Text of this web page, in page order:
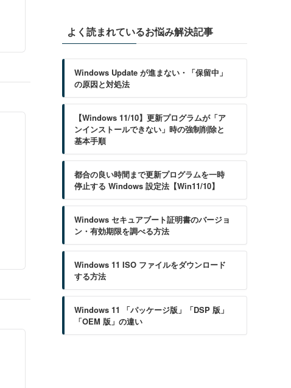
ーよく読まれているお悩み解決記事
Windows Update が進まない・「保留中」
の原因と対処法
【Windows 11/10】更新プログラムが「ア
ンインストールできない」時の強制削除と
基本手順
都合の良い時間まで更新プログラムを一時
停止する Windows 設定法【Win11/10】
Windows セキュアブート証明書のバージョ
ン・有効期限を調べる方法
Windows 11 ISO ファイルをダウンロード
する方法
Windows 11 「パッケージ版」「DSP 版」
「OEM 版」の違い